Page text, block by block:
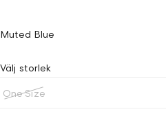
Muted Blue
Välj storlek
One Size